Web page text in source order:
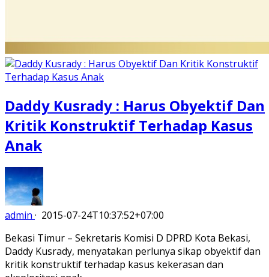
Daddy Kusrady : Harus Obyektif Dan
Kritik Konstruktif Terhadap Kasus
Anak
admin · 2015-07-24T10:37:52+07:00
Bekasi Timur – Sekretaris Komisi D DPRD Kota Bekasi,
Daddy Kusrady, menyatakan perlunya sikap obyektif dan
kritik konstruktif terhadap kasus kekerasan dan